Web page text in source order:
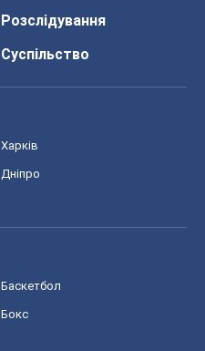
Розслідування
Суспільство
Харків
Дніпро
Баскетбол
Бокс